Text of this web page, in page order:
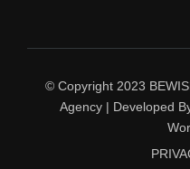
© Copyright 2023
Agency | Developed